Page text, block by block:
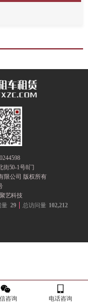
街50-1号8门
限公司 版权所有
艺科技
量 29 总访问量 102,212
咨询 电话咨询